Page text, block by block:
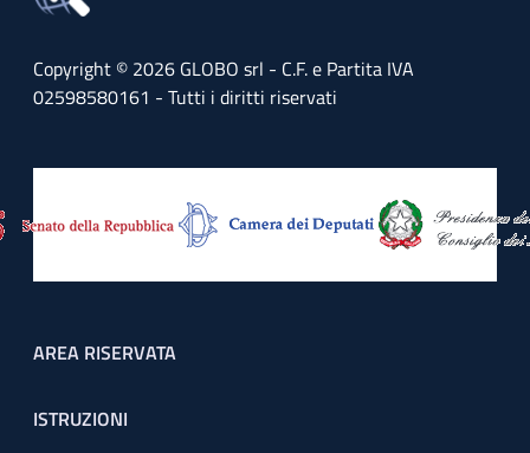
Copyright © 2026 GLOBO srl - C.F. e Partita IVA
02598580161 - Tutti i diritti riservati
Footer menu
AREA RISERVATA
ISTRUZIONI